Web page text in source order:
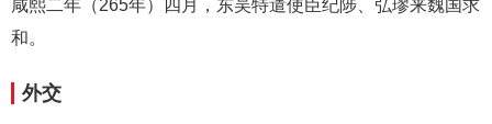
咸熙二年（265年）四月，东吴特遣使臣纪陟、弘璆来魏国求
和。
外交